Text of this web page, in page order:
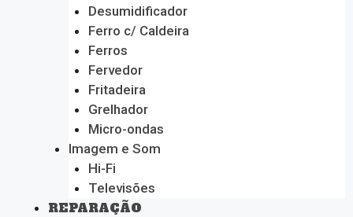
Desumidificador
Ferro c/ Caldeira
Ferros
Fervedor
Fritadeira
Grelhador
Micro-ondas
Imagem e Som
Hi-Fi
Televisões
REPARAÇÃO